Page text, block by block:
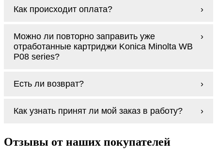
доставим заказ и сделаем это бесплатно
доставляем Вам картриджи Konica Minolta
WB P08 series
Как происходит оплата?
WB P08 series наличными курьеру при
получении заказа.
Можно ли повторно заправить уже
отработанные картриджи Konica Minolta WB
P08 series?
процесс проще, в случае с оригиналами
В любом случае вы можете заправить
картриджи Konica Minolta WB P08 series. У
любых моделей принтеров.
Есть ли возврат?
series по какой-то причине вам не подошли,
Как узнать принят ли мой заказ в работу?
Konica Minolta WB P08 series на указанную
вами электронную почту придёт письмо с
Отзывы от наших покупателей